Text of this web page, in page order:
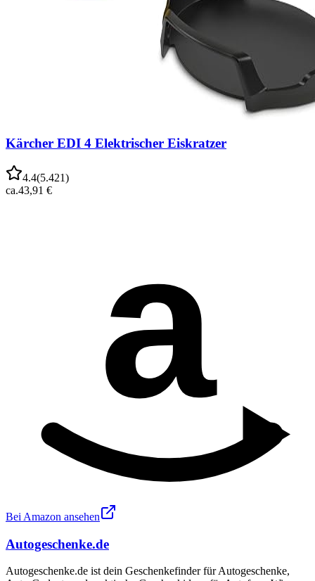
Kärcher EDI 4 Elektrischer Eiskratzer
4.4(5.421)
ca.43,91 €
a
Bei Amazon ansehen
Autogeschenke.de
Autogeschenke.de ist dein Geschenkefinder für Autogeschenke,